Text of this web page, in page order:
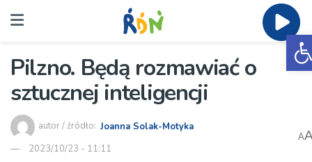
Pilzno. Będą rozmawiać o
sztucznej inteligencji
autor / źródło: Joanna Solak-Motyka
2023/10/23 - 11:11
A